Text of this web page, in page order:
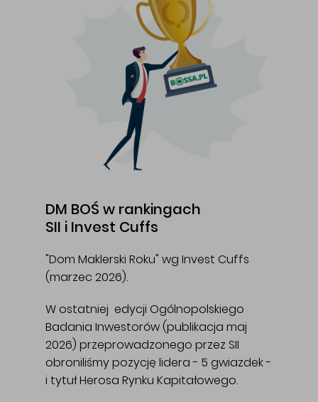
DM BOŚ w rankingach
SII i Invest Cuffs
"Dom Maklerski Roku" wg Invest Cuffs
(marzec 2026).
W ostatniej edycji Ogólnopolskiego
Badania Inwestorów (publikacja maj
2026) przeprowadzonego przez SII
obroniliśmy pozycję lidera - 5 gwiazdek -
i tytuł Herosa Rynku Kapitałowego.